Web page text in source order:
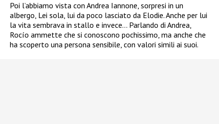
Poi l’abbiamo vista con Andrea Iannone, sorpresi in un
albergo, Lei sola, lui da poco lasciato da Elodie. Anche per lui
la vita sembrava in stallo e invece… Parlando di Andrea,
Rocío ammette che si conoscono pochissimo, ma anche che
ha scoperto una persona sensibile, con valori simili ai suoi.